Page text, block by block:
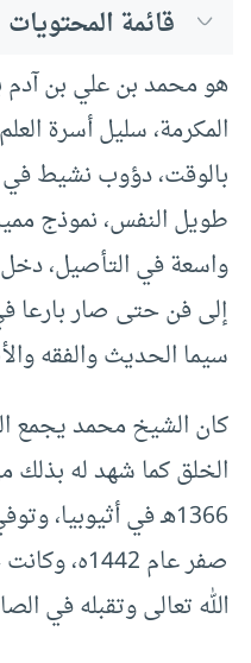
قائمة المحتويات
هو محمد بن علي بن آدم
المكرمة، سليل أسرة
بالوقت، دؤوب نشيط في
طويل النفس، نموذج
واسعة في التأصيل،
إلى فن حتى صار بارعا
سيما الحديث والفقه
كان الشيخ محمد يجمع
الخلق كما شهد له بذلك
1366هـ في
صفر عام
الله تعالى وتقبله في